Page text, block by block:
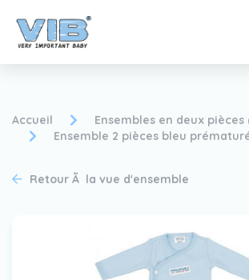
Devenir un revendeur
Sur le
Accueil
Ensembles en deux
Ensemble 2 pièces bleu
Retour Ã la vue d'ensemble